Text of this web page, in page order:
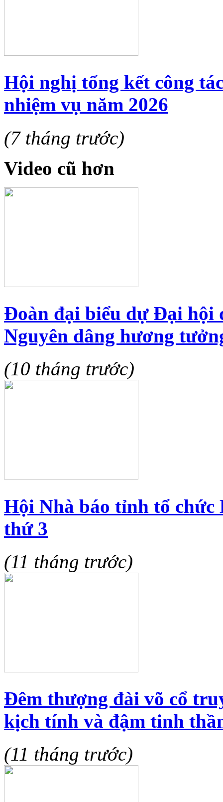
Hội nghị tổng kết công
nhiệm vụ năm 2026
(7 tháng trước)
Video cũ hơn
Đoàn đại biểu dự Đại hội
Nguyên dâng hương
(10 tháng trước)
Hội Nhà báo tỉnh tổ
thứ 3
(11 tháng trước)
Đêm thượng đài võ cổ
kịch tính và đậm tinh
(11 tháng trước)